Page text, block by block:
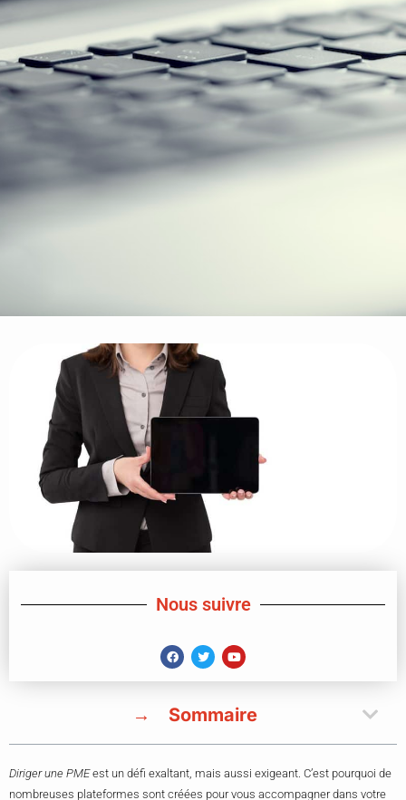
Nous suivre
Sommaire
Diriger une PMEest un défi exaltant, mais aussi exigeant. C’est pourquoi de
nombreuses plateformes sont créées pour vous accompagner dans votre